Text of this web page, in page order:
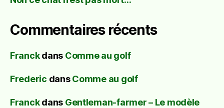
Commentaires récents
Franckdans Comme au golf
Frederic dansComme au golf
Franckdans Gentleman-farmer – Le modèle